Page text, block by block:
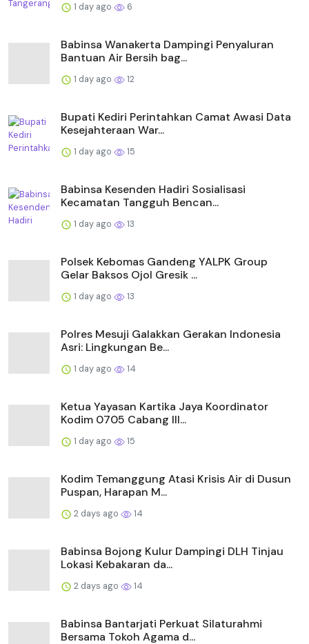
1 day ago 6
Babinsa Wanakerta Dampingi Penyaluran
Bantuan Air Bersih bag...
1 day ago 12
Bupati Kediri Perintahkan Camat Awasi Data
Kesejahteraan War...
1 day ago 15
Babinsa Kesenden Hadiri Sosialisasi
Kecamatan Tangguh Bencan...
1 day ago 13
Polsek Kebomas Gandeng YALPK Group
Gelar Baksos Ojol Gresik ...
1 day ago 13
Polres Mesuji Galakkan Gerakan Indonesia
Asri: Lingkungan Be...
1 day ago 14
Ketua Yayasan Kartika Jaya Koordinator
Kodim 0705 Cabang III...
1 day ago 15
Kodim Temanggung Atasi Krisis Air di Dusun
Puspan, Harapan M...
2 days ago 14
Babinsa Bojong Kulur Dampingi DLH Tinjau
Lokasi Kebakaran da...
2 days ago 14
Babinsa Bantarjati Perkuat Silaturahmi
Bersama Tokoh Agama d...